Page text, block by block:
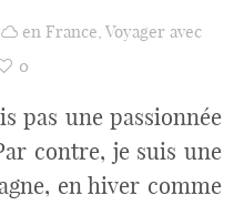
en France, Voyager avec
0
pas une passionnée
contre, je suis une
en hiver comme